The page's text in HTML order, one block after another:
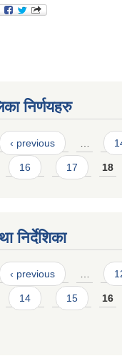
निर्णयहरु
‹ previous …
16 17 18
निर्देशिका
‹ previous
14 15 16